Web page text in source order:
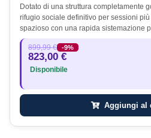
Dotato di una struttura completamente
rifugio sociale definitivo per sessioni
spazioso con una rapida sistemazione
899,99 € -9%
823,00 €
Disponibile
Aggiungi al